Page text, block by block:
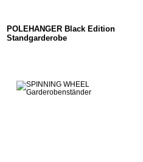
POLEHANGER Black Edition
Standgarderobe